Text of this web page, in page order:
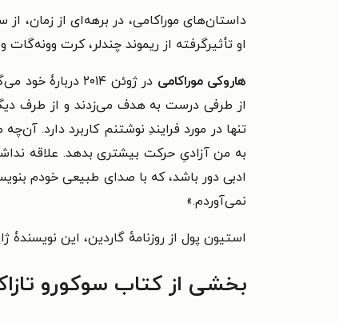
داستان‌های موراکامی، در برهه‌ای از زمان،
او تأثیرگرفته از ریموند چندلر، کرت
هاروکی موراکامی
در ژوئن ۲۰۱۴
از طرفی درست به هدف می‌زدند و از طرف
تنها در مورد فرایندِ نوشتنم کاربرد دارد.
به من آزادیِ حرکت بیشتری بدهد. علاقه
ادبی دور باشد، که با صدای طبیعی خودم
نمی‌آوردم.»
استیون پول از روزنامهٔ گاردین، این نویسندۀ
بخشی از کتاب سوکورو